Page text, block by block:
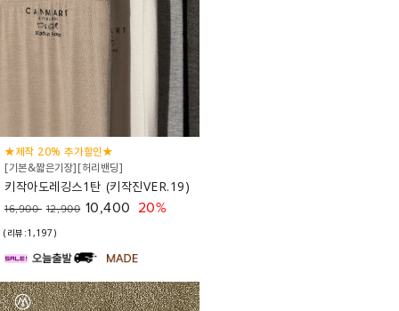
★제작 20% 추가할인★
[기본&짧은기장][허리밴딩]
키작아도레깅스1탄 (키작진VER.19)
16,900 12,900 10,400 20%
(리뷰:1,197)